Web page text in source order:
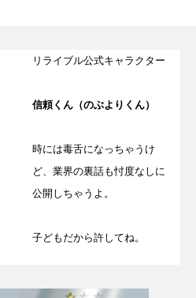
リライブル公式キャラクター
信頼くん（のぶよりくん）
時には毒舌になっちゃうけ
ど、業界の裏話も忖度なしに
公開しちゃうよ。
子どもだから許してね。